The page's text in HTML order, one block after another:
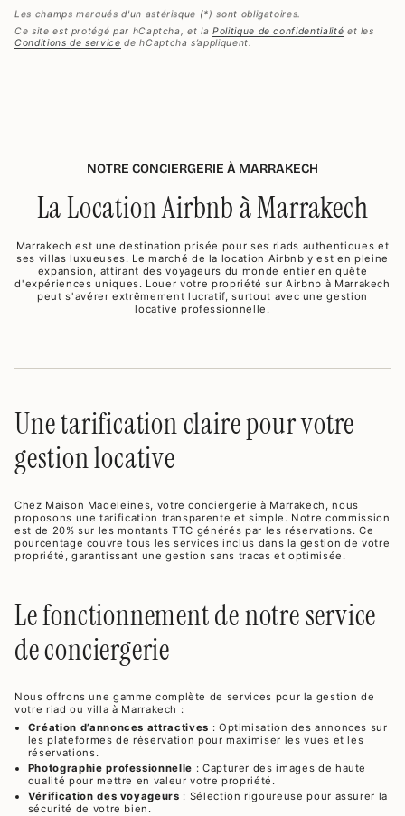
Les champs marqués d'un astérisque (*) sont obligatoires.
Ce site est protégé par hCaptcha, et la Politique de confidentialité et les
Conditions de service de hCaptcha s’appliquent.
NOTRE CONCIERGERIE À MARRAKECH
La Location Airbnb à Marrakech
Marrakech est une destination prisée pour ses riads authentiques et
ses villas luxueuses. Le marché de la location Airbnb y est en pleine
expansion, attirant des voyageurs du monde entier en quête
d'expériences uniques. Louer votre propriété sur Airbnb à Marrakech
peut s'avérer extrêmement lucratif, surtout avec une gestion
locative professionnelle.
Une tarification claire pour votre
gestion locative
Chez Maison Madeleines, votre conciergerie à Marrakech, nous
proposons une tarification transparente et simple. Notre commission
est de 20% sur les montants TTC générés par les réservations. Ce
pourcentage couvre tous les services inclus dans la gestion de votre
propriété, garantissant une gestion sans tracas et optimisée.
Le fonctionnement de notre service
de conciergerie
Nous offrons une gamme complète de services pour la gestion de
votre riad ou villa à Marrakech :
Création d’annonces attractives : Optimisation des annonces sur
les plateformes de réservation pour maximiser les vues et les
réservations.
Photographie professionnelle : Capturer des images de haute
qualité pour mettre en valeur votre propriété.
Vérification des voyageurs : Sélection rigoureuse pour assurer la
sécurité de votre bien.